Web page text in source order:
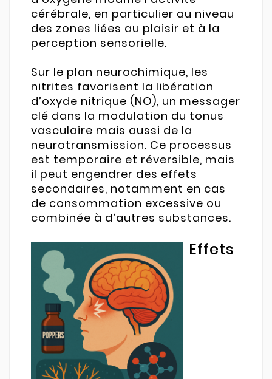
cérébrale, en particulier au niveau
des zones liées au plaisir et à la
perception sensorielle.
Sur le plan neurochimique, les
nitrites favorisent la libération
d’oxyde nitrique (NO), un messager
clé dans la modulation du tonus
vasculaire mais aussi de la
neurotransmission. Ce processus
est temporaire et réversible, mais
il peut engendrer des effets
secondaires, notamment en cas
de consommation excessive ou
combinée à d’autres substances.
Effets